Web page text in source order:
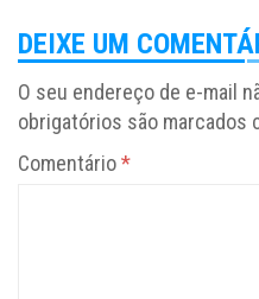
DEIXE UM
O seu endereço de e-mail
obrigatórios são marcados
Comentário*